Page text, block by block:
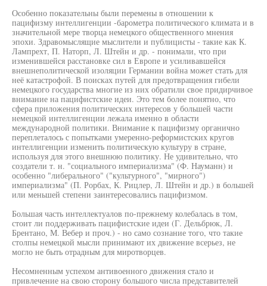
Особенно показательны были перемены в отношении к
пацифизму интеллигенции -барометра политического климата и в
значительной мере творца немецкого общественного мнения
эпохи. Здравомыслящие мыслители и публицисты - такие как К.
Лампрехт, П. Наторп, Л. Штейн и др. - понимали, что при
изменившейся расстановке сил в Европе и усиливавшейся
внешнеполитической изоляции Германии война может стать для
неё катастрофой. В поисках путей для предотвращения гибели
немецкого государства многие из них обратили свое придирчивое
внимание на пацифистские идеи. Это тем более понятно, что
сфера приложения политических интересов у большей части
немецкой интеллигенции лежала именно в области
международной политики. Внимание к пацифизму органично
переплеталось с попытками умеренно-реформистских кругов
интеллигенции изменить политическую культуру в стране,
используя для этого внешнюю политику. Не удивительно, что
создатели т. н. "социального империализма" (Ф. Науманн) и
особенно "либерального" ("культурного", "мирного")
империализма" (П. Рорбах, К. Рицлер, Л. Штейн и др.) в большей
или меньшей степени заинтересовались пацифизмом.
Большая часть интеллектуалов по-прежнему колебалась в том,
стоит ли поддерживать пацифистские идеи (Г. Дельбрюк, Л.
Брентано, М. Вебер и проч.) - но само сознание того, что такие
столпы немецкой мысли принимают их движение всерьез, не
могло не быть отрадным для миротворцев.
Несомненным успехом антивоенного движения стало и
привлечение на свою сторону большого числа представителей